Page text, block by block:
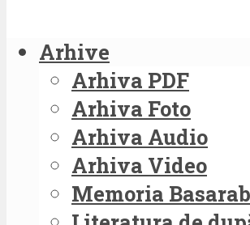
Arhive
Arhiva PDF
Arhiva Foto
Arhiva Audio
Arhiva Video
Memoria